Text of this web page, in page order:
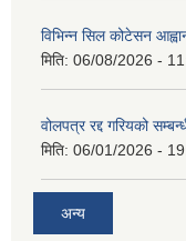
विभिन्न सिल कोटेसन
मिति: 06/08/2026 -
वोलपत्र रद्द गरियको
मिति: 06/01/2026 -
अन्य